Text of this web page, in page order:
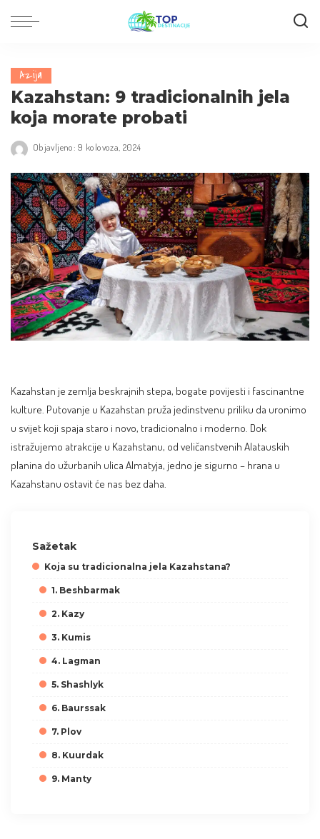
Azija
Kazahstan: 9 tradicionalnih jela
koja morate probati
Objavljeno: 9 kolovoza, 2024
Kazahstan je zemlja beskrajnih stepa, bogate povijesti i fascinantne
kulture. Putovanje u Kazahstan pruža jedinstvenu priliku da uronimo
u svijet koji spaja staro i novo, tradicionalno i moderno. Dok
istražujemo atrakcije u Kazahstanu, od veličanstvenih Alatauskih
planina do užurbanih ulica Almatyja, jedno je sigurno – hrana u
Kazahstanu ostavit će nas bez daha.
Sažetak
Koja su tradicionalna jela Kazahstana?
1. Beshbarmak
2. Kazy
3. Kumis
4. Lagman
5. Shashlyk
6. Baurssak
7. Plov
8. Kuurdak
9. Manty